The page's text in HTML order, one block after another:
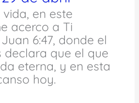
en este
acerco a Ti
6:47, donde el
declara que el que
eterna, y en esta
hoy.